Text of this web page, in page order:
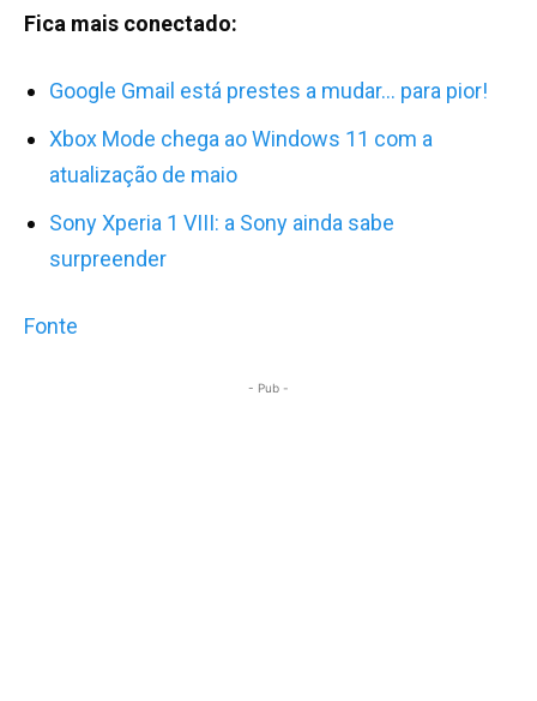
Fica mais conectado:
Google Gmail está prestes a mudar… para pior!
Xbox Mode chega ao Windows 11 com a
atualização de maio
Sony Xperia 1 VIII: a Sony ainda sabe
surpreender
Fonte
- Pub -